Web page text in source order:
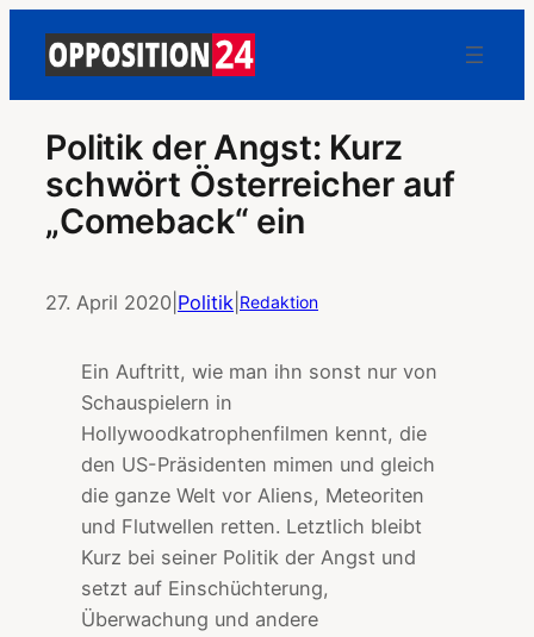
Politik der Angst: Kurz
schwört Österreicher auf
„Comeback“ ein
27. April 2020 Politik Redaktion
Ein Auftritt, wie man ihn sonst nur von
Schauspielern in
Hollywoodkatrophenfilmen kennt, die
den US-Präsidenten mimen und gleich
die ganze Welt vor Aliens, Meteoriten
und Flutwellen retten. Letztlich bleibt
Kurz bei seiner Politik der Angst und
setzt auf Einschüchterung,
Überwachung und andere